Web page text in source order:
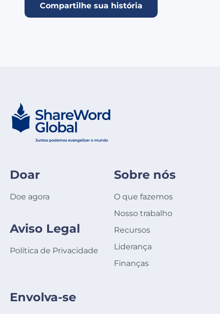
Compartilhe sua história
Doar
Doe agora
Aviso Legal
Política de Privacidade
Sobre nós
O que fazemos
Nosso trabalho
Recursos
Liderança
Finanças
Envolva-se